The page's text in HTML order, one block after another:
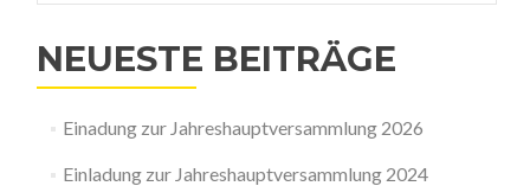
NEUESTE BEITRÄGE
Einadung zur Jahreshauptversammlung 2026
Einladung zur Jahreshauptversammlung 2024